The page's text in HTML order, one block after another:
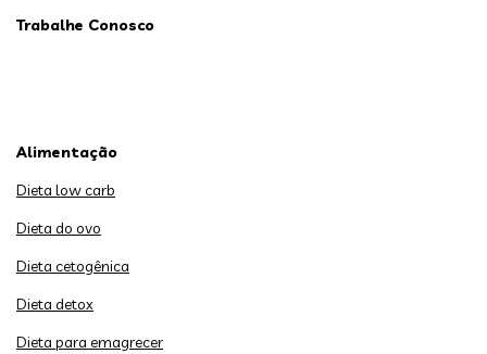
Trabalhe Conosco
Alimentação
Dieta low carb
Dieta do ovo
Dieta cetogênica
Dieta detox
Dieta para emagrecer